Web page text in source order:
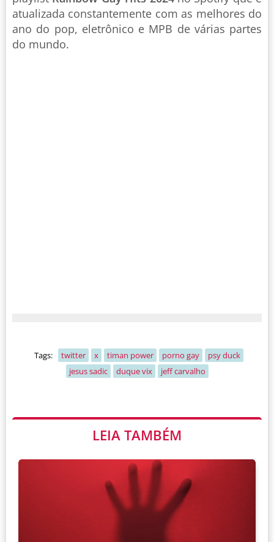
atualizada constantemente com as melhores do
ano do pop, eletrônico e MPB de várias partes
do mundo.
Tags: twitter x timan power porno gay
psy duck
jesus sadic
duque vix jeff carvalho
LEIA TAMBÉM